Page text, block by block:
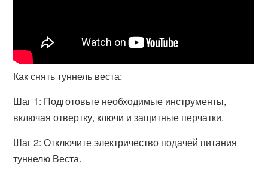
Как снять туннель веста:
Шаг 1: Подготовьте необходимые инструменты,
включая отвертку, ключи и защитные перчатки.
Шаг 2: Отключите электричество подачей питания
туннелю Веста.